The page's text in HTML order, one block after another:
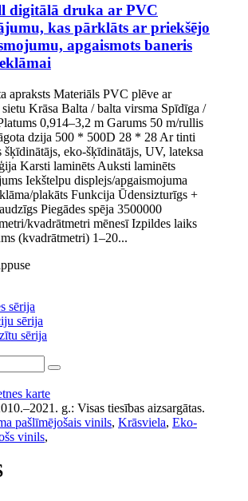
digitālā druka ar PVC
kas pārklāts ar priekšējo
apgaismots baneris
apraksts Materiāls PVC plēve ar
sietu Krāsa Balta / balta virsma Spīdīga /
0,914–3,2 m Garums 50 m/rullis
dzija 500 * 500D 28 * 28 Ar tinti
šķīdinātājs, eko-šķīdinātājs, UV, lateksa
Karsti laminēts Auksti laminēts
Iekštelpu displejs/apgaismojuma
plakāts Funkcija Ūdensizturīgs +
Piegādes spēja 3500000
kvadrātmetri mēnesī Izpildes laiks
(kvadrātmetri) 1–20...
sērija
sērija
sērija
karte
g.: Visas tiesības aizsargātas.
pašlīmējošais vinils, Krāsviela, Eko-
vinils,